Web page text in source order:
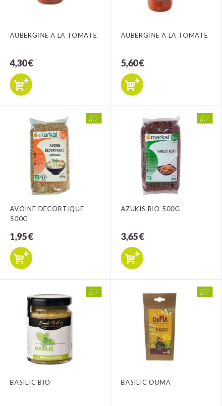
AUBERGINE A LA TOMATE
4,30 €
AUBERGINE A LA TOMATE
5,60 €
AVOINE DECORTIQUE
500G
1,95 €
AZUKIS BIO 500G
3,65 €
BASILIC BIO BASILIC OUMA